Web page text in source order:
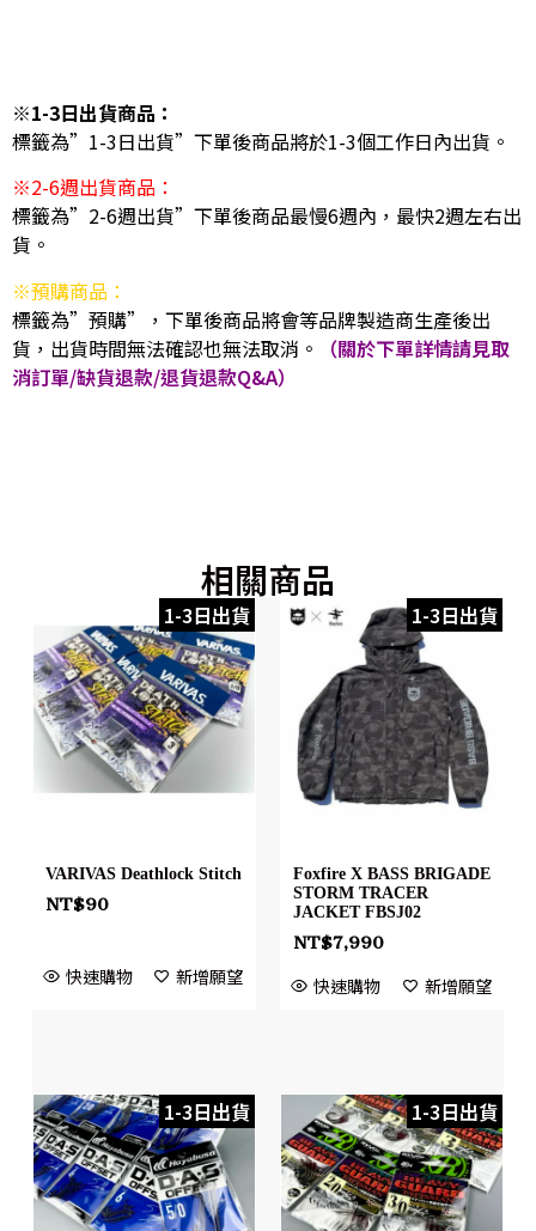
※1-3日出貨商品：
標籤為”1-3日出貨”下單後商品將於1-3個工作日內出貨。
※2-6週出貨商品：
標籤為”2-6週出貨”下單後商品最慢6週內，最快2週左右出
貨。
※預購商品：
標籤為”預購”，下單後商品將會等品牌製造商生產後出
貨，出貨時間無法確認也無法取消。
（關於下單詳情請見取
消訂單/缺貨退款/退貨退款Q&A）
相關商品
1-3日出貨
VARIVAS Deathlock Stitch
NT$90
快速購物 新增願望
1-3日出貨
Foxfire X BASS BRIGADE
STORM TRACER
JACKET FBSJ02
NT$7,990
快速購物 新增願望
1-3日出貨 1-3日出貨